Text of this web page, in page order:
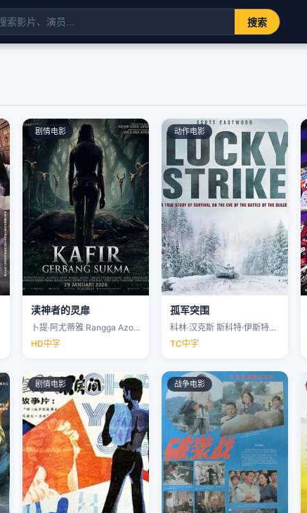
搜索
剧情电影
渎神者的灵扉
卜提·阿尤蒂雅 Rangga Azof Nadya …
HD中字
动作电影
孤军突围
科林·汉克斯 斯科特·伊斯特伍德 安洁纽·艾莉丝-泰勒 泰勒·约翰·史密斯 …
TC中字
剧情电影 战争电影